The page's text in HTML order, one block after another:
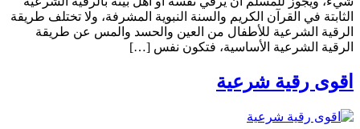
الثابتة في القرآن الكريم والسنة النبوية المشرفة، ولا تختلف طريقة
الرقية الشرعية للأطفال من العين والحسد والمس عن طريقة
الرقية الشرعية الأساسية، فتكون نفس […]
اقوى رقية شرعية